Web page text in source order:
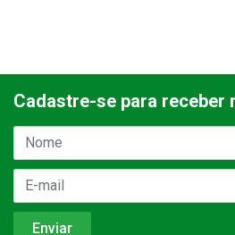
Cadastre-se para receber